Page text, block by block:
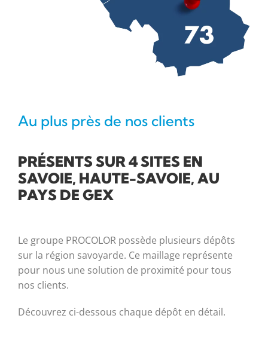
Au plus près de nos clients
PRÉSENTS SUR 4 SITES EN
SAVOIE, HAUTE-SAVOIE, AU
PAYS DE GEX
Le groupe PROCOLOR possède plusieurs dépôts
sur la région savoyarde. Ce maillage représente
pour nous une solution de proximité pour tous
nos clients.
Découvrez ci-dessous chaque dépôt en détail.